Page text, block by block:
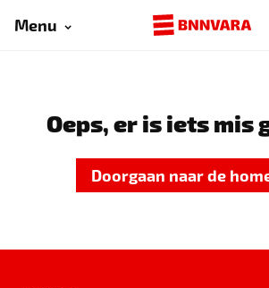
Menu
Oeps, er is iets mis
Doorgaan naar de